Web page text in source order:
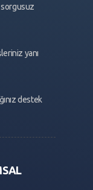
sorgusuz
yanı
destek